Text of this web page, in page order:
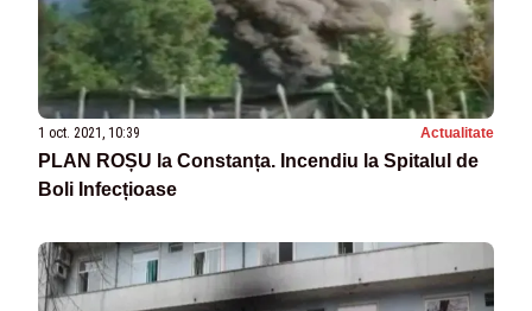
1 oct. 2021, 10:39 Actualitate
PLAN ROȘU la Constanța. Incendiu la Spitalul de
Boli Infecțioase